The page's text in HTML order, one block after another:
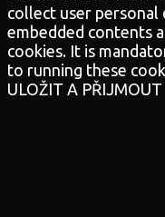
collect user personal
embedded contents
cookies. It is
to running these
ULOŽIT A PŘIJMOUT